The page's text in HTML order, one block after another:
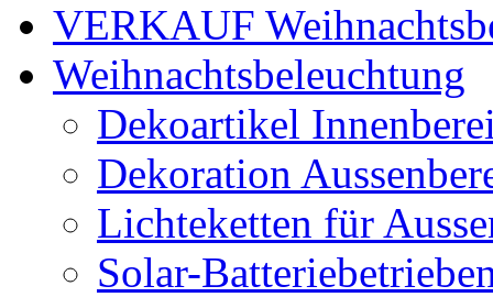
VERKAUF
Weihnachtsbeleuchtung
Dekoartikel
Dekoration
Lichteketten für
Solar-